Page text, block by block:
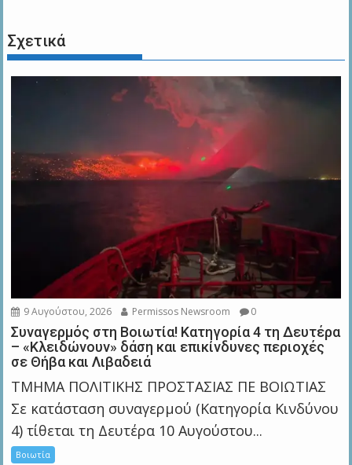
Σχετικά
9 Αυγούστου, 2026 Permissos Newsroom 0
Συναγερμός στη Βοιωτία! Κατηγορία 4 τη Δευτέρα
– «Κλειδώνουν» δάση και επικίνδυνες περιοχές
σε Θήβα και Λιβαδειά
ΤΜΗΜΑ ΠΟΛΙΤΙΚΗΣ ΠΡΟΣΤΑΣΙΑΣ ΠΕ ΒΟΙΩΤΙΑΣ
Σε κατάσταση συναγερμού (Κατηγορία Κινδύνου
4) τίθεται τη Δευτέρα 10 Αυγούστου...
Βοιωτία